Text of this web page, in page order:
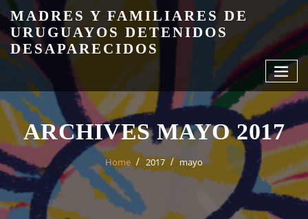
Skip
content
MADRES Y FAMILIARES DE
URUGUAYOS DETENIDOS
DESAPARECIDOS
ARCHIVES MAYO 2017
Home 2017 mayo